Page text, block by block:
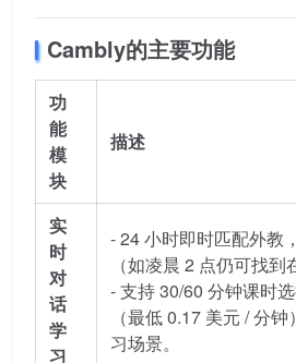
Cambly的主要功能
功
能
模
块
描述
实
时
对
话
学
习
- 24 小时即时匹配外教
（如凌晨 2 点仍可找到
- 支持 30/60 分钟课时
（最低 0.17 美元 / 分
习场景。